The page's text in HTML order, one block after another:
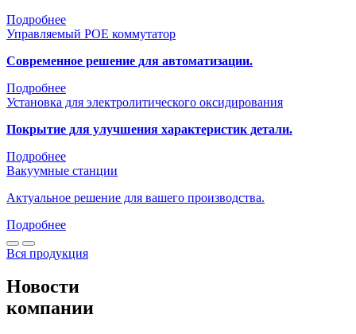
Подробнее
Управляемый POE коммутатор
Современное решение для автоматизации.
Подробнее
Установка для электролитического оксидирования
Покрытие для улучшения характеристик детали.
Подробнее
Вакуумные станции
Актуальное решение для вашего производства.
Подробнее
Вся продукция
Новости
компании